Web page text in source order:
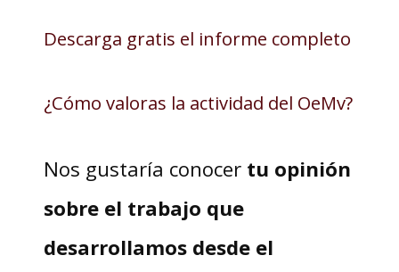
Descarga gratis el informe completo
¿Cómo valoras la actividad del OeMv?
Nos gustaría conocer tu opinión
sobre el trabajo que
desarrollamos desde el